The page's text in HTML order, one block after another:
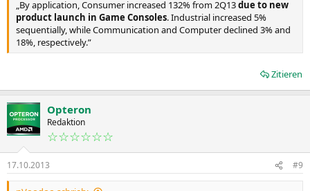
„By application, Consumer increased 132% from 2Q13due to new
product launch in Game Consoles. Industrial increased 5%
sequentially, while Communication and Computer declined 3% and
18%, respectively.”
Zitieren
Opteron
Redaktion
☆☆☆☆☆☆
17.10.2013 #9